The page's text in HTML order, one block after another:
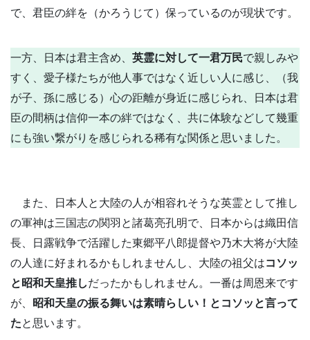
で、君臣の絆を（かろうじて）保っているのが現状です。
一方、日本は君主含め、 英霊に対して一君万民で親しみや
すく、愛子様たちが他人事ではなく近しい人に感じ、（我
が子、孫に感じる）心の距離が身近に感じられ、日本は君
臣の間柄は信仰一本の絆ではなく、共に体験などして幾重
にも強い繋がりを感じられる稀有な関係と思いました。
また、日本人と大陸の人が相容れそうな英霊として推し
の軍神は三国志の関羽と諸葛亮孔明で、日本からは織田信
長、日露戦争で活躍した東郷平八郎提督や乃木大将が大陸
の人達に好まれるかもしれませんし、大陸の祖父はコソッ
と昭和天皇推しだったかもしれません。一番は周恩来です
が、
昭和天皇の振る舞いは素晴らしい！とコソッと言って
たと思います。